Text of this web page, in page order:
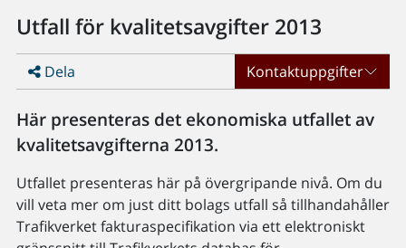
Utfall för kvalitetsavgifter 2013
Dela Kontaktuppgifter
Här presenteras det ekonomiska utfallet av
kvalitetsavgifterna 2013.
Utfallet presenteras här på övergripande nivå. Om du
vill veta mer om just ditt bolags utfall så tillhandahåller
Trafikverket fakturaspecifikation via ett elektroniskt